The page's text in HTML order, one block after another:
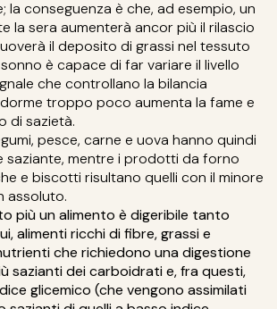
la conseguenza è che, ad esempio, un
la sera aumenterà ancor più il rilascio
il deposito di grassi nel tessuto
è capace di far variare il livello
che controllano la bilancia
troppo poco aumenta la fame e
di sazietà.
pesce, carne e uova hanno quindi
saziante, mentre i prodotti da forno
e biscotti risultano quelli con il minore
assoluto.
più un alimento è digeribile tanto
alimenti ricchi di fibre, grassi e
che richiedono una digestione
sazianti dei carboidrati e, fra questi,
glicemico (che vengono assimilati